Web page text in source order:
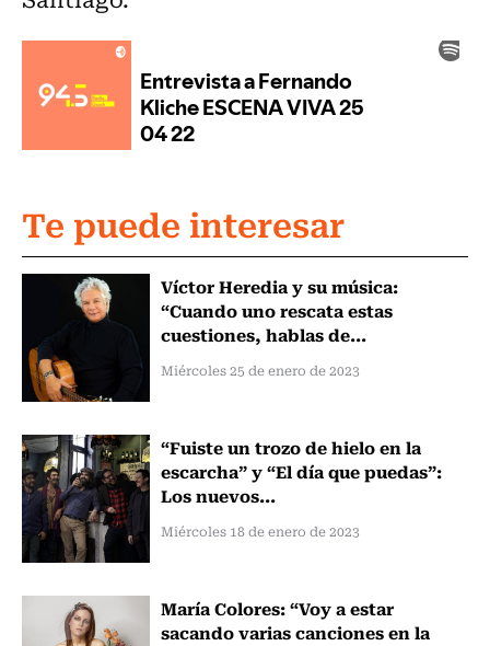
Te puede interesar
Víctor Heredia y su música:
“Cuando uno rescata estas
cuestiones, hablas de...
Miércoles 25 de enero de 2023
“Fuiste un trozo de hielo en la
escarcha” y “El día que puedas”:
Los nuevos...
Miércoles 18 de enero de 2023
María Colores: “Voy a estar
sacando varias canciones en la